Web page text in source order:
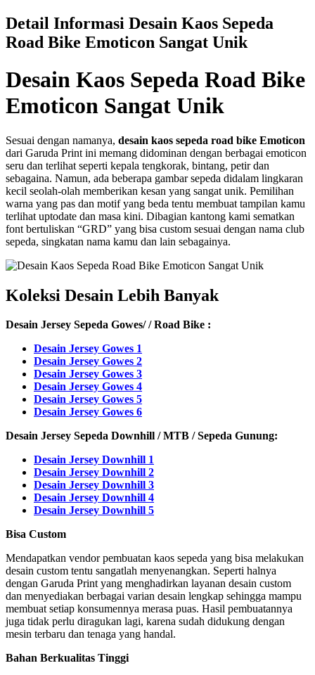
Detail Informasi Desain Kaos Sepeda
Road Bike Emoticon Sangat Unik
Desain Kaos Sepeda Road Bike
Emoticon Sangat Unik
Sesuai dengan namanya, desain kaos sepeda road bike Emoticon
dari Garuda Print ini memang didominan dengan berbagai emoticon
seru dan terlihat seperti kepala tengkorak, bintang, petir dan
sebagaina. Namun, ada beberapa gambar sepeda didalam lingkaran
kecil seolah-olah memberikan kesan yang sangat unik. Pemilihan
warna yang pas dan motif yang beda tentu membuat tampilan kamu
terlihat uptodate dan masa kini. Dibagian kantong kami sematkan
font bertuliskan “GRD” yang bisa custom sesuai dengan nama club
sepeda, singkatan nama kamu dan lain sebagainya.
Koleksi Desain Lebih Banyak
Desain Jersey Sepeda Gowes/ / Road Bike :
Desain Jersey Gowes 1
Desain Jersey Gowes 2
Desain Jersey Gowes 3
Desain Jersey Gowes 4
Desain Jersey Gowes 5
Desain Jersey Gowes 6
Desain Jersey Sepeda Downhill / MTB / Sepeda Gunung:
Desain Jersey Downhill 1
Desain Jersey Downhill 2
Desain Jersey Downhill 3
Desain Jersey Downhill 4
Desain Jersey Downhill 5
Bisa Custom
Mendapatkan vendor pembuatan kaos sepeda yang bisa melakukan
desain custom tentu sangatlah menyenangkan. Seperti halnya
dengan Garuda Print yang menghadirkan layanan desain custom
dan menyediakan berbagai varian desain lengkap sehingga mampu
membuat setiap konsumennya merasa puas. Hasil pembuatannya
juga tidak perlu diragukan lagi, karena sudah didukung dengan
mesin terbaru dan tenaga yang handal.
Bahan Berkualitas Tinggi